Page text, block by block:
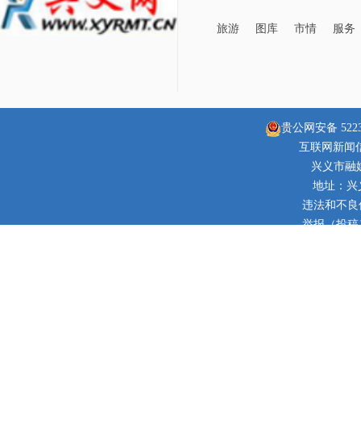
旅游 图库 市情 服务
贵公网安备
互联网新闻
兴义市融
地址：兴
违法和不良
举报（投稿